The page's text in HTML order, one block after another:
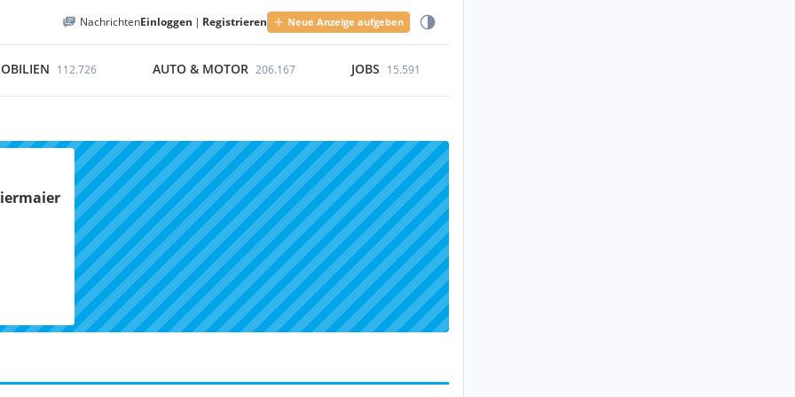
NachrichtenEinloggen | Registrieren Neue Anzeige aufgeben
112.726 AUTO & MOTOR 206.167 JOBS 15.591